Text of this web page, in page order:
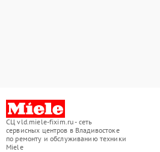
СЦ vld.miele-fixim.ru - сеть
сервисных центров в Владивостоке
по ремонту и обслуживанию техники
Miele